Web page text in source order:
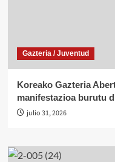
Gazteria / Juventud
Koreako Gazteria
manifestazioa burutu
julio 31, 2026